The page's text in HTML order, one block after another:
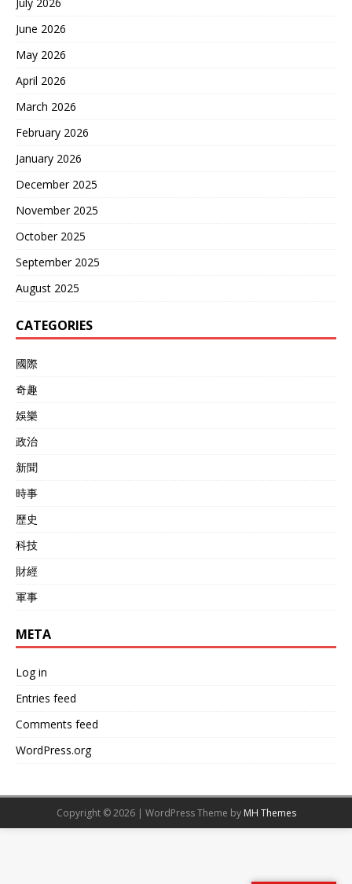
July 2026
June 2026
May 2026
April 2026
March 2026
February 2026
January 2026
December 2025
November 2025
October 2025
September 2025
August 2025
CATEGORIES
國際
奇趣
娛樂
政治
新聞
時事
歷史
科技
財經
軍事
META
Log in
Entries feed
Comments feed
WordPress.org
Copyright © 2026 | WordPress Theme by MH Themes